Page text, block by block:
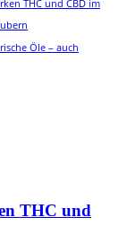
THC und CBD im
Öle – auch
THC und